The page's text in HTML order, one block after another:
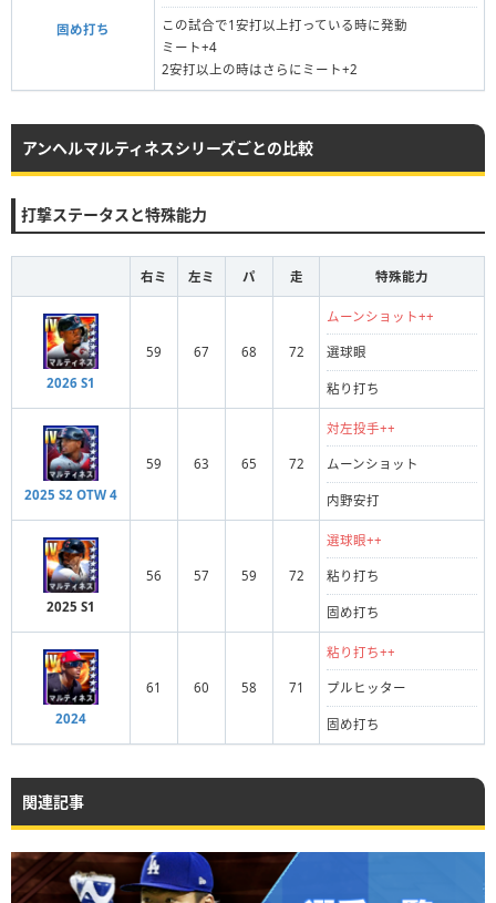
固め打ち
この試合で1安打以上打っている時に発動
ミート+4
2安打以上の時はさらにミート+2
アンヘルマルティネスシリーズごとの比較
打撃ステータスと特殊能力
右ミ 左ミ パ 走 特殊能力
2026 S1
59 67 68 72
ムーンショット++
選球眼
粘り打ち
2025 S2 OTW 4
59 63 65 72
対左投手++
ムーンショット
内野安打
2025 S1
56 57 59 72
選球眼++
粘り打ち
固め打ち
2024
61 60 58 71
粘り打ち++
プルヒッター
固め打ち
関連記事